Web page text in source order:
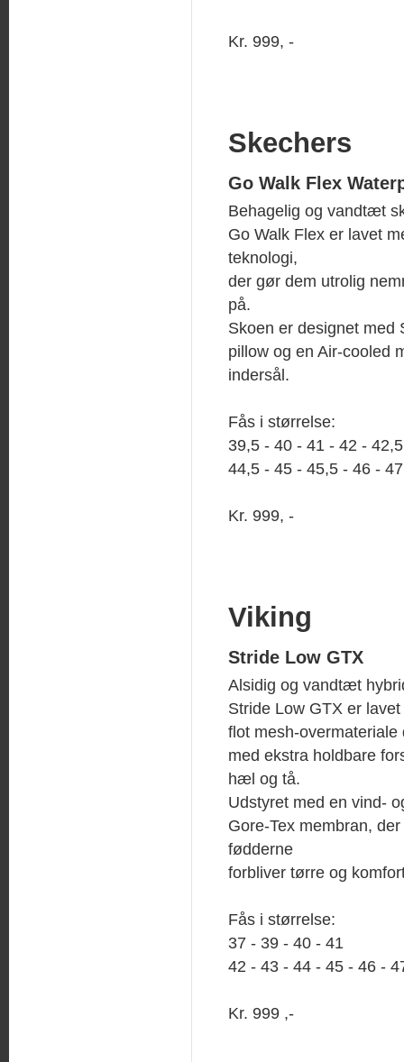
Kr. 999, -
Skechers
Go Walk Flex
Behagelig og vandtæt
Go Walk Flex er lavet
teknologi,
der gør dem utrolig
på.
Skoen er designet med
pillow og en Air-cooled
indersål.
Fås i størrelse:
39,5 - 40 - 41 - 42 -
44,5 - 45 - 45,5 - 46 -
Kr. 999, -
Viking
Stride Low GTX
Alsidig og vandtæt
Stride Low GTX er lavet
flot mesh-overmateriale
med ekstra holdbare
hæl og tå.
Udstyret med en vind-
Gore-Tex membran,
fødderne
forbliver tørre og
Fås i størrelse:
37 - 39 - 40 - 41
42 - 43 - 44 - 45 - 46 -
Kr. 999 ,-